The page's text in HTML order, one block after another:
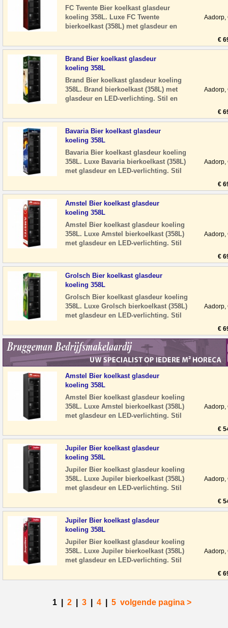
FC Twente Bier koelkast glasdeur
koeling 358L. Luxe FC Twente
bierkoelkast (358L) met glasdeur en
ideaal voor
Aadorp,
€
Brand Bier koelkast glasdeur
koeling 358L
Brand Bier koelkast glasdeur koeling
358L. Brand bierkoelkast (358L) met
glasdeur en LED-verlichting. Stil en
man
Aadorp,
€
Bavaria Bier koelkast glasdeur
koeling 358L
Bavaria Bier koelkast glasdeur koeling
358L. Luxe Bavaria bierkoelkast (358L)
met glasdeur en LED-verlichting. Stil
Aadorp,
€
Amstel Bier koelkast glasdeur
koeling 358L
Amstel Bier koelkast glasdeur koeling
358L. Luxe Amstel bierkoelkast (358L)
met glasdeur en LED-verlichting. Stil
Aadorp,
€
Grolsch Bier koelkast glasdeur
koeling 358L
Grolsch Bier koelkast glasdeur koeling
358L. Luxe Grolsch bierkoelkast (358L)
met glasdeur en LED-verlichting. Stil
Aadorp,
€
Amstel Bier koelkast glasdeur
koeling 358L
Amstel Bier koelkast glasdeur koeling
358L. Luxe Amstel bierkoelkast (358L)
met glasdeur en LED-verlichting. Stil
Aadorp,
€
Jupiler Bier koelkast glasdeur
koeling 358L
Jupiler Bier koelkast glasdeur koeling
358L. Luxe Jupiler bierkoelkast (358L)
met glasdeur en LED-verlichting. Stil
Aadorp,
€
Jupiler Bier koelkast glasdeur
koeling 358L
Jupiler Bier koelkast glasdeur koeling
358L. Luxe Jupiler bierkoelkast (358L)
met glasdeur en LED-verlichting. Stil
Aadorp,
€
1 2 3 4 5 volgende pagina >